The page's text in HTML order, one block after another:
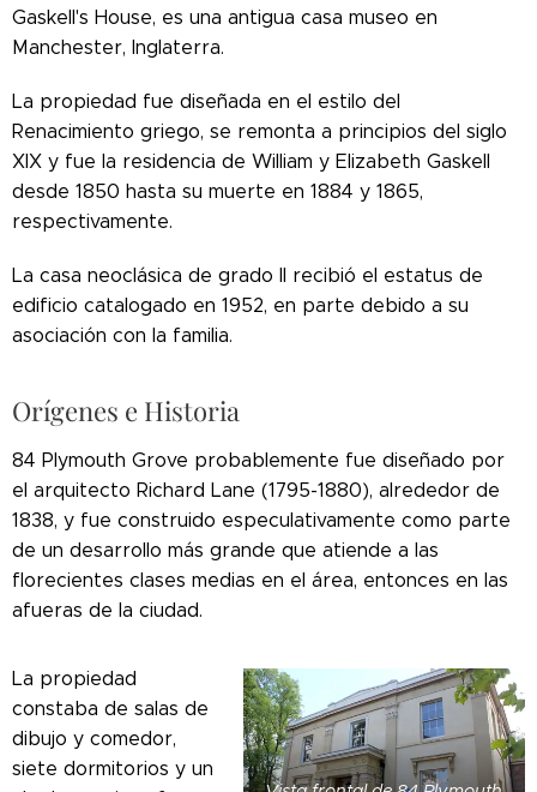
Gaskell's House, es una antigua casa museo en
Manchester, Inglaterra.
La propiedad fue diseñada en el estilo del
Renacimiento griego, se remonta a principios del siglo
XIX y fue la residencia de William y Elizabeth Gaskell
desde 1850 hasta su muerte en 1884 y 1865,
respectivamente.
La casa neoclásica de grado II recibió el estatus de
edificio catalogado en 1952, en parte debido a su
asociación con la familia.
Orígenes e Historia
84 Plymouth Grove probablemente fue diseñado por
el arquitecto Richard Lane (1795-1880), alrededor de
1838, y fue construido especulativamente como parte
de un desarrollo más grande que atiende a las
florecientes clases medias en el área, entonces en las
afueras de la ciudad.
La propiedad
constaba de salas de
dibujo y comedor,
siete dormitorios y un